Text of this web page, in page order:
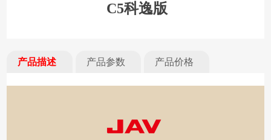
C5科逸版
产品描述 产品参数 产品价格